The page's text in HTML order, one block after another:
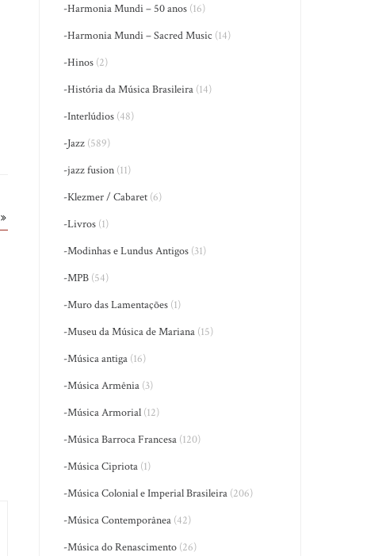
-Harmonia Mundi – 50 anos (16)
-Harmonia Mundi – Sacred Music (14)
-Hinos (2)
-História da Música Brasileira (14)
-Interlúdios (48)
-Jazz (589)
-jazz fusion (11)
-Klezmer / Cabaret (6)
-Livros (1)
-Modinhas e Lundus Antigos (31)
-MPB (54)
-Muro das Lamentações (1)
-Museu da Música de Mariana (15)
-Música antiga (16)
-Música Armênia (3)
-Música Armorial (12)
-Música Barroca Francesa (120)
-Música Cipriota (1)
-Música Colonial e Imperial Brasileira (206)
-Música Contemporânea (42)
-Música do Renascimento (26)